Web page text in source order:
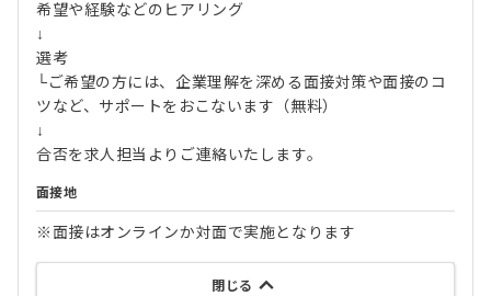
希望や経験などのヒアリング
↓
選考
└ご希望の方には、企業理解を深める面接対策や面接のコ
ツなど、サポートをおこないます（無料）
↓
合否を求人担当よりご連絡いたします。
面接地
※面接はオンラインか対面で実施となります
閉じる